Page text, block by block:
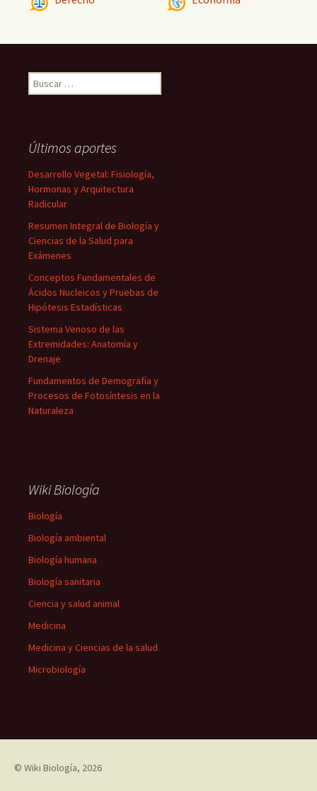
Buscar:
Últimos aportes
Desarrollo Vegetal: Fisiología,
Hormonas y Arquitectura
Radicular
Resumen Integral de Biología y
Ciencias de la Salud para
Exámenes
Conceptos Fundamentales de
Ácidos Nucleicos y Pruebas de
Hipótesis Estadísticas
Sistema Venoso de las
Extremidades: Anatomía y
Drenaje
Fundamentos de Demografía y
Procesos de Fotosíntesis en la
Naturaleza
Wiki Biología
Biología
Biología ambiental
Biología humana
Biología sanitaria
Ciencia y salud animal
Medicina
Medicina y Ciencias de la salud
Microbiología
© Wiki Biología, 2026